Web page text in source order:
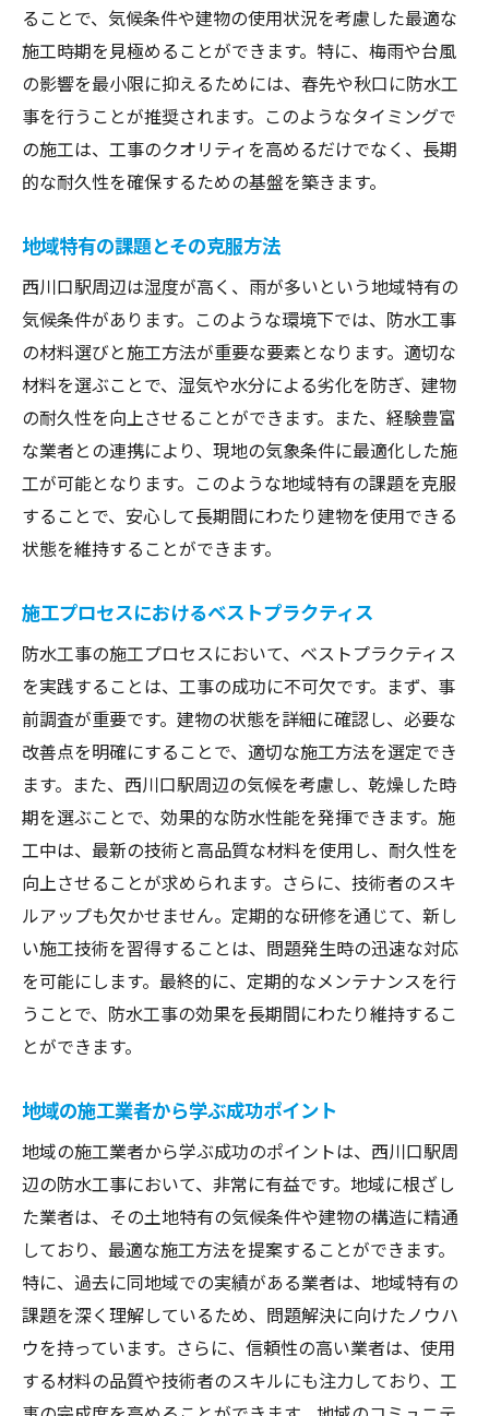
ることで、気候条件や建物の使用状況を考慮した最適な
施工時期を見極めることができます。特に、梅雨や台風
の影響を最小限に抑えるためには、春先や秋口に防水工
事を行うことが推奨されます。このようなタイミングで
の施工は、工事のクオリティを高めるだけでなく、長期
的な耐久性を確保するための基盤を築きます。
地域特有の課題とその克服方法
西川口駅周辺は湿度が高く、雨が多いという地域特有の
気候条件があります。このような環境下では、防水工事
の材料選びと施工方法が重要な要素となります。適切な
材料を選ぶことで、湿気や水分による劣化を防ぎ、建物
の耐久性を向上させることができます。また、経験豊富
な業者との連携により、現地の気象条件に最適化した施
工が可能となります。このような地域特有の課題を克服
することで、安心して長期間にわたり建物を使用できる
状態を維持することができます。
施工プロセスにおけるベストプラクティス
防水工事の施工プロセスにおいて、ベストプラクティス
を実践することは、工事の成功に不可欠です。まず、事
前調査が重要です。建物の状態を詳細に確認し、必要な
改善点を明確にすることで、適切な施工方法を選定でき
ます。また、西川口駅周辺の気候を考慮し、乾燥した時
期を選ぶことで、効果的な防水性能を発揮できます。施
工中は、最新の技術と高品質な材料を使用し、耐久性を
向上させることが求められます。さらに、技術者のスキ
ルアップも欠かせません。定期的な研修を通じて、新し
い施工技術を習得することは、問題発生時の迅速な対応
を可能にします。最終的に、定期的なメンテナンスを行
うことで、防水工事の効果を長期間にわたり維持するこ
とができます。
地域の施工業者から学ぶ成功ポイント
地域の施工業者から学ぶ成功のポイントは、西川口駅周
辺の防水工事において、非常に有益です。地域に根ざし
た業者は、その土地特有の気候条件や建物の構造に精通
しており、最適な施工方法を提案することができます。
特に、過去に同地域での実績がある業者は、地域特有の
課題を深く理解しているため、問題解決に向けたノウハ
ウを持っています。さらに、信頼性の高い業者は、使用
する材料の品質や技術者のスキルにも注力しており、工